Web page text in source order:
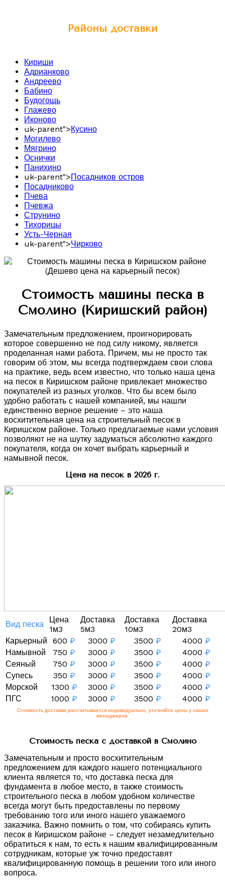
Районы доставки
Кириши
Адрианково
Андреево
Бабино
Будогощь
Глажево
Иконово
uk-parent">Кусино
Могилево
Мягрино
Оснички
Панихино
uk-parent">Посадников остров
Посадниково
Пчева
Пчевжа
Струнино
Тихорицы
Усть-Черная
uk-parent">Чирково
Стоимость машины песка в
Смолино (Киришский район)
Замечательным предложением, проигнорировать
которое совершенно не под силу никому, является
проделанная нами работа. Причем, мы не просто так
говорим об этом, мы всегда подтверждаем свои слова
на практике, ведь всем известно, что только наша цена
на песок в Киришском районе привлекает множество
покупателей из разных уголков. Что бы всем было
удобно работать с нашей компанией, мы нашли
единственно верное решение – это наша
восхитительная цена на строительный песок в
Киришском районе. Только предлагаемые нами условия
позволяют не на шутку задуматься абсолютно каждого
покупателя, когда он хочет выбрать карьерный и
намывной песок.
Цена на песок в 2026 г.
Вид песка
Цена
1м3
Доставка
5м3
Доставка
10м3
Доставка
20м3
Карьерный
600 ₽ 3000 ₽ 3500 ₽ 4000 ₽
Намывной
750 ₽ 3000 ₽ 3500 ₽ 4000 ₽
Сеяный
750 ₽ 3000 ₽ 3500 ₽ 4000 ₽
Супесь
350 ₽ 3000 ₽ 3500 ₽ 4000 ₽
Морской
1300 ₽ 3000 ₽ 3500 ₽ 4000 ₽
ПГС
1000 ₽ 3000 ₽ 3500 ₽ 4000 ₽
Стоимость доставки рассчитывается индивидуально, уточняйте цены у наших
менеджеров.
Стоимость песка с доставкой в Смолино
Замечательным и просто восхитительным
предложением для каждого нашего потенциального
клиента является то, что доставка песка для
фундамента в любое место, в также стоимость
строительного песка в любом удобном количестве
всегда могут быть предоставлены по первому
требованию того или иного нашего уважаемого
заказчика. Важно помнить о том, что собираясь купить
песок в Киришском районе – следует незамедлительно
обратиться к нам, то есть к нашим квалифицированным
сотрудникам, которые уж точно предоставят
квалифицированную помощь в решении того или иного
вопроса.